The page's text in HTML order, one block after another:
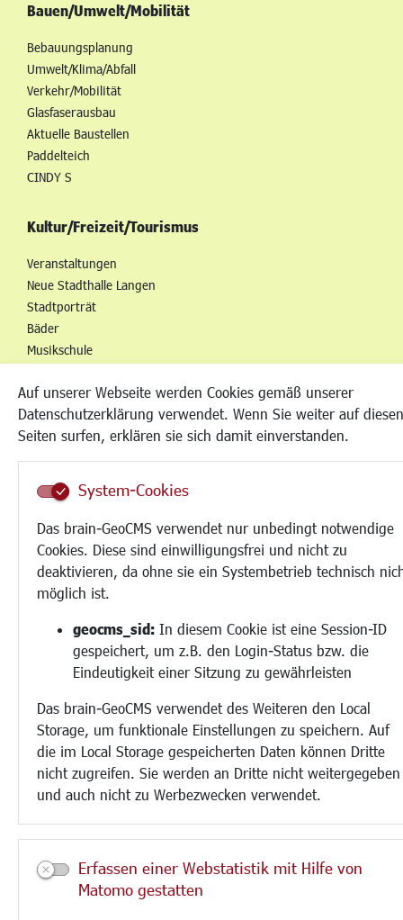
Auf unserer Webseite werden Cookies gemäß unserer
Datenschutzerklärung verwendet. Wenn Sie weiter auf diesen
Seiten surfen, erklären sie sich damit einverstanden.
System-Cookies
Das brain-GeoCMS verwendet nur unbedingt notwendige
Cookies. Diese sind einwilligungsfrei und nicht zu
deaktivieren, da ohne sie ein Systembetrieb technisch
möglich ist.
geocms_sid: In diesem Cookie ist eine Session-ID
gespeichert, um z.B. den Login-Status bzw. die
Eindeutigkeit einer Sitzung zu gewährleisten
Das brain-GeoCMS verwendet des Weiteren den Local
Storage, um funktionale Einstellungen zu speichern. Auf
die im Local Storage gespeicherten Daten können Dritte
nicht zugreifen. Sie werden an Dritte nicht weitergegeben
und auch nicht zu Werbezwecken verwendet.
Erfassen einer Webstatistik mit Hilfe von
Matomo gestatten
Bauen/Umwelt/Mobilität
Bebauungsplanung
Umwelt/Klima/Abfall
Verkehr/Mobilität
Glasfaserausbau
Aktuelle Baustellen
Paddelteich
CINDY S
Kultur/Freizeit/Tourismus
Veranstaltungen
Neue Stadthalle Langen
Stadtporträt
Bäder
Musikschule
Stadtbücherei
Stadtarchiv
Museen
Hotels/Unterkünfte
Gastronomie
Kunstszene
Feste und Märkte
Sport
Vereine und Institutionen